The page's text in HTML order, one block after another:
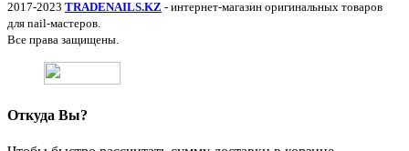
2017-2023 TRADENAILS.KZ - интернет-магазин оригинальных товаров
для nail-мастеров.
Все права защищены.
Откуда Вы?